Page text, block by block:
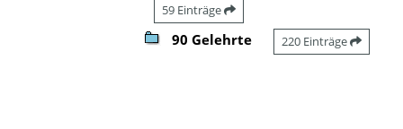
59 Einträge
90 Gelehrte 220 Einträge